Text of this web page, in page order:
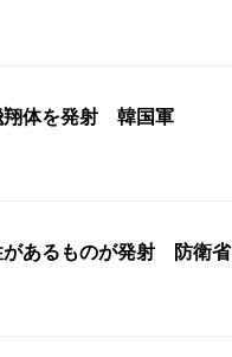
翔体を発射 韓国軍
があるものが発射 防衛省